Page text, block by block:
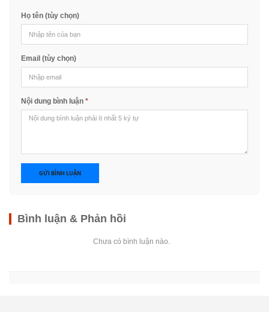
Họ tên (tùy chọn)
Email (tùy chọn)
Nội dung bình luận *
GỬI BÌNH LUẬN
Bình luận & Phản hồi
Chưa có bình luận nào.